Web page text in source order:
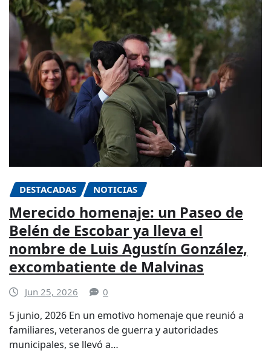
DESTACADAS NOTICIAS
Merecido homenaje: un Paseo de
Belén de Escobar ya lleva el
nombre de Luis Agustín González,
excombatiente de Malvinas
Jun 25, 2026 0
5 junio, 2026 En un emotivo homenaje que reunió a
familiares, veteranos de guerra y autoridades
municipales, se llevó a…